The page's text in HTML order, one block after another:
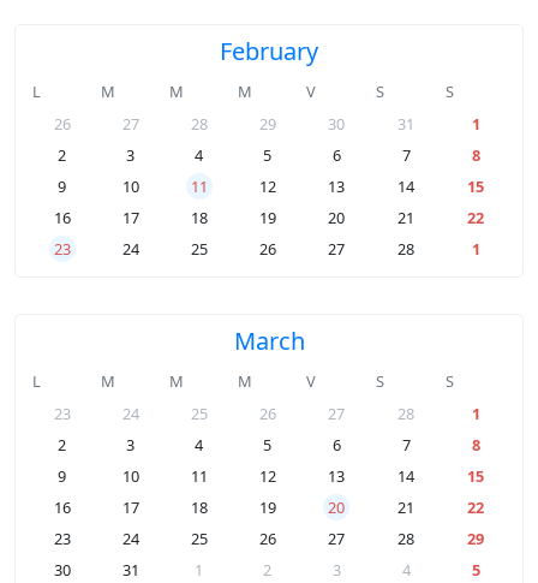
February
L M M M V S
S
26
27 28 29 30 31
1
2
3 4 5 6 7
8
9
10 11 12 13 14
15
16
17 18 19 20 21
22
23
24 25 26 27 28 1
March
L M M M V S
S
23
24 25 26 27 28
1
2
3 4 5 6 7
8
9
10 11 12 13 14
15
16
17 18 19 20 21
22
23
24 25 26 27 28
29
30
31 1 2 3 4 5